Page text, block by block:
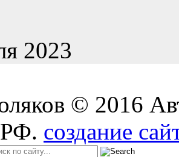
2023
© 2016
РФ. создание